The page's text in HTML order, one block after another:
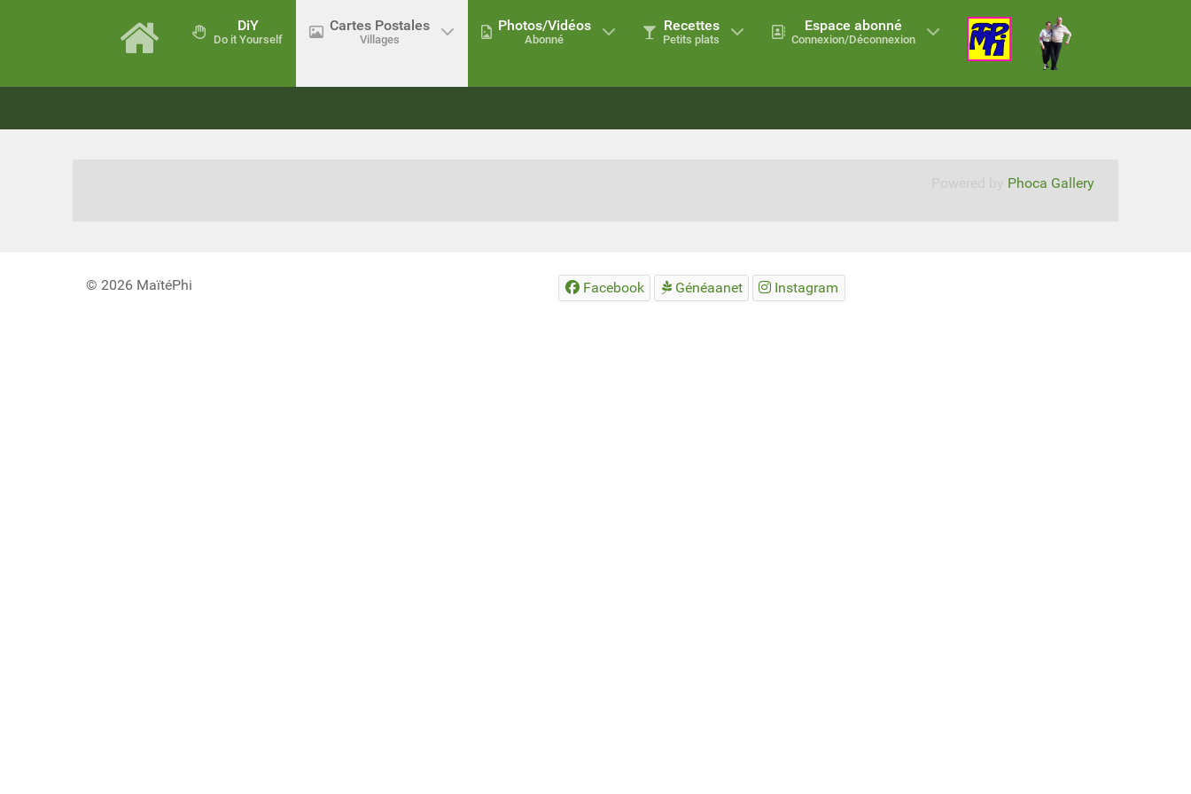
DiY
Do it Yourself
Cartes Postales
Villages
Photos/Vidéos
Abonné
Recettes
Petits plats
Espace abonné
Connexion/Déconnexion
Phoca Gallery
© 2026 MaïtéPhi Facebook Généaanet Instagram